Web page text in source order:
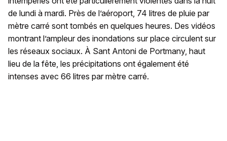
de lundi à mardi. Près de l’aéroport, 74 litres de pluie par
mètre carré sont tombés en quelques heures. Des vidéos
montrant l’ampleur des inondations sur place circulent sur
les réseaux sociaux. À Sant Antoni de Portmany, haut
lieu de la fête, les précipitations ont également été
intenses avec 66 litres par mètre carré.